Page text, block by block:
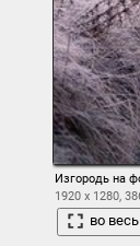
Изгородь на
1920 x 1280,
во